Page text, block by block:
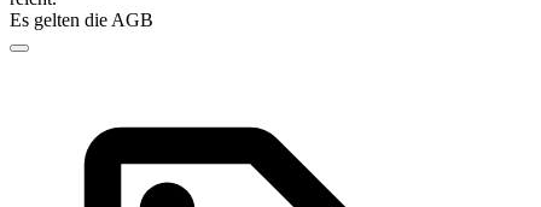
Es gelten die AGB